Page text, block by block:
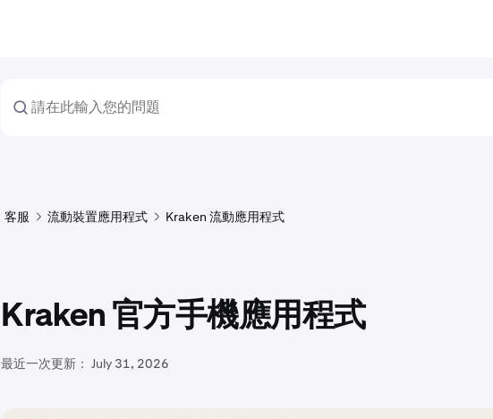
客服 流動裝置應用程式 Kraken 流動應用程式
Kraken 官方手機應用程式
最近一次更新： July 31, 2026